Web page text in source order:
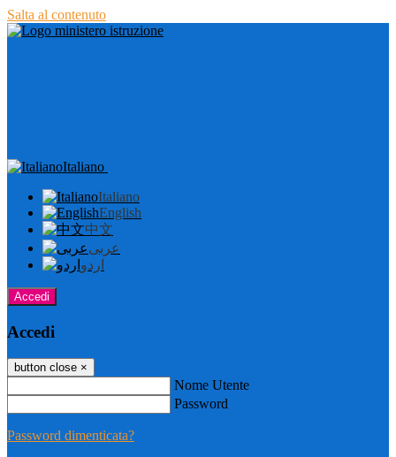
Salta al contenuto
Italiano
Italiano
English
中文
عربى
اردو
Accedi
Accedi
button close ×
Nome Utente
Password
Password dimenticata?